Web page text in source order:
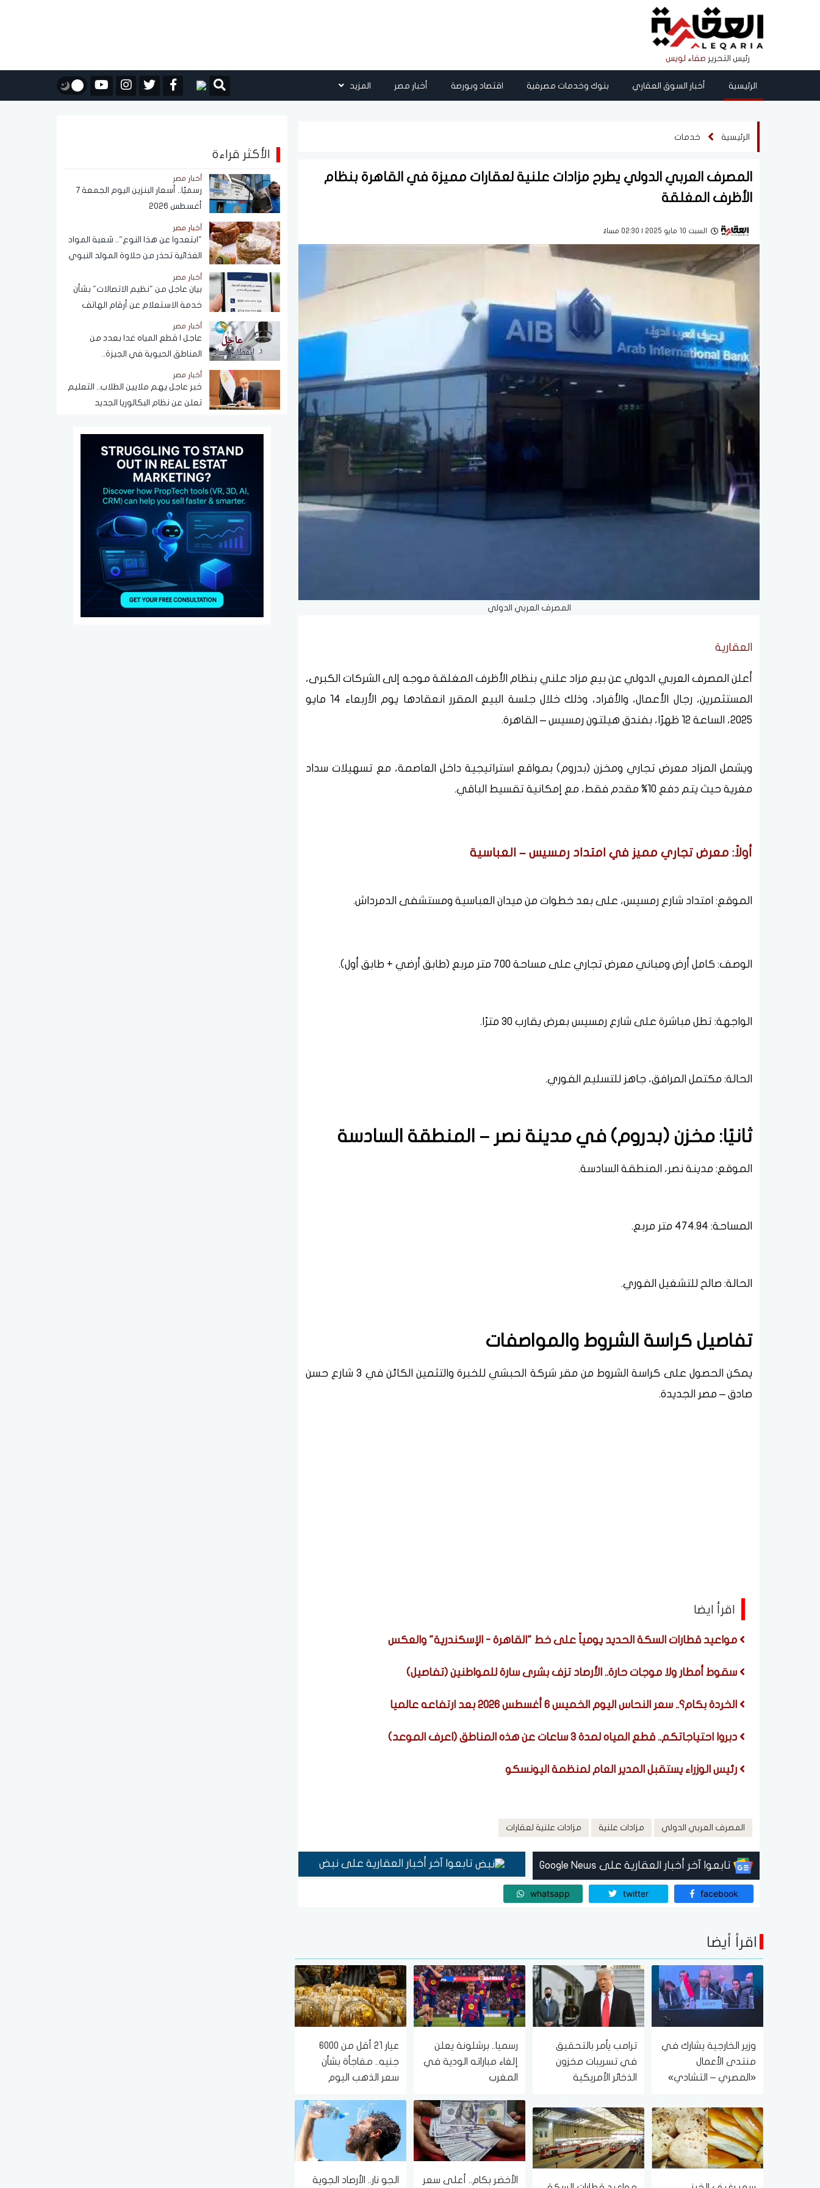
رئيس التحرير صفاء لويس
الرئيسية أخبار السوق العقاري بنوك وخدمات مصرفية اقتصاد وبورصة أخبار مصر المزيد
الرئيسية خدمات
المصرف العربي الدولي يطرح مزادات علنية لعقارات مميزة في القاهرة بنظام
الأظرف المغلقة
السبت 10 مايو 2025 | 02:30 مساءً
المصرف العربي الدولي
العقارية
أعلن المصرف العربي الدولي عن بيع مزاد علني بنظام الأظرف المغلقة موجه إلى الشركات الكبرى،
المستثمرين، رجال الأعمال، والأفراد، وذلك خلال جلسة البيع المقرر انعقادها يوم الأربعاء 14 مايو
2025، الساعة 12 ظهرًا، بفندق هيلتون رمسيس – القاهرة.
ويشمل المزاد معرض تجاري ومخزن (بدروم) بمواقع استراتيجية داخل العاصمة، مع تسهيلات سداد
مغرية حيث يتم دفع 10% مقدم فقط، مع إمكانية تقسيط الباقي.
أولاً: معرض تجاري مميز في امتداد رمسيس – العباسية
الموقع: امتداد شارع رمسيس، على بعد خطوات من ميدان العباسية ومستشفى الدمرداش.
الوصف: كامل أرض ومباني معرض تجاري على مساحة 700 متر مربع (طابق أرضي + طابق أول).
الواجهة: تطل مباشرة على شارع رمسيس بعرض يقارب 30 مترًا.
الحالة: مكتمل المرافق، جاهز للتسليم الفوري.
ثانيًا: مخزن (بدروم) في مدينة نصر – المنطقة السادسة
الموقع: مدينة نصر، المنطقة السادسة.
المساحة: 474.94 متر مربع.
الحالة: صالح للتشغيل الفوري.
تفاصيل كراسة الشروط والمواصفات
يمكن الحصول على كراسة الشروط من مقر شركة الحبشي للخبرة والتثمين الكائن في 3 شارع حسن
صادق – مصر الجديدة.
اقرأ ايضا
مواعيد قطارات السكة الحديد يومياً على خط "القاهرة - الإسكندرية" والعكس
سقوط أمطار ولا موجات حارة.. الأرصاد تزف بشرى سارة للمواطنين (تفاصيل)
الخردة بكام؟.. سعر النحاس اليوم الخميس 6 أغسطس 2026 بعد ارتفاعه عالميا
دبروا احتياجاتكم.. قطع المياه لمدة 3 ساعات عن هذه المناطق (اعرف الموعد)
رئيس الوزراء يستقبل المدير العام لمنظمة اليونسكو
المصرف العربي الدولي مزادات علنية مزادات علنية لعقارات
تابعوا آخر أخبار العقارية على Google News تابعوا آخر أخبار العقارية على نبض
facebook
twitter
whatsapp
اقرأ أيضا
وزير الخارجية يشارك في
منتدى الأعمال
«المصري – التشادي»
ترامب يأمر بالتحقيق
في تسريبات مخزون
الذخائر الأمريكية
رسميا.. برشلونة يعلن
إلغاء مباراته الودية في
المغرب
عيار 21 أقل من 6000
جنيه.. مفاجأة بشأن
سعر الذهب اليوم
الأخضر بكام.. أعلى سعر الجو نار.. الأرصاد الجوية
الأكثر قراءة
أخبار مصر
رسميًا.. أسعار البنزين اليوم الجمعة 7
أغسطس 2026
أخبار مصر
"ابتعدوا عن هذا النوع".. شعبة المواد
الغذائية تحذر من حلاوة المولد النبوي
أخبار مصر
بيان عاجل من "نظيم الاتصالات" بشأن
خدمة الاستعلام عن أرقام الهاتف
المحمول المسجلة باسم المستخدم
عبر تطبيق My NTRA
أخبار مصر
عاجل | قطع المياه غدا بعدد من
المناطق الحيوية في الجيزة..
ومناشدات للمواطنين بتدبير
احتياجاتهم
أخبار مصر
خبر عاجل يهم ملايين الطلاب.. التعليم
تعلن عن نظام البكالوريا الجديد